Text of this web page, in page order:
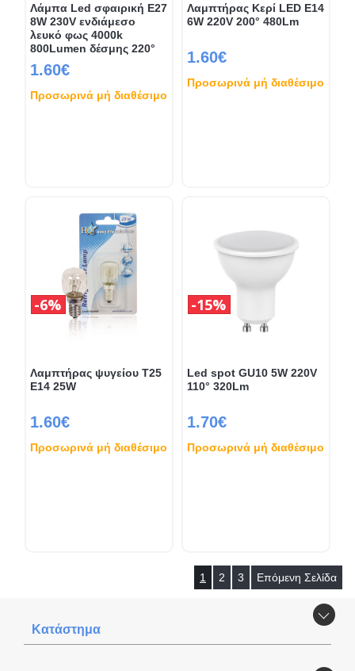
Λάμπα Led σφαιρική E27
8W 230V ενδιάμεσο
λευκό φως 4000k
800Lumen δέσμης 220°
1.60€
Προσωρινά μή διαθέσιμο
Λαμπτήρας Κερί LED E14
6W 220V 200° 480Lm
1.60€
Προσωρινά μή διαθέσιμο
Λαμπτήρας ψυγείου T25
E14 25W
1.60€
6%
Προσωρινά μή διαθέσιμο
Led spot GU10 5W 220V
110° 320Lm
1.70€
15%
Προσωρινά μή διαθέσιμο
1 2 3 Επόμενη Σελίδα
Κατάστημα